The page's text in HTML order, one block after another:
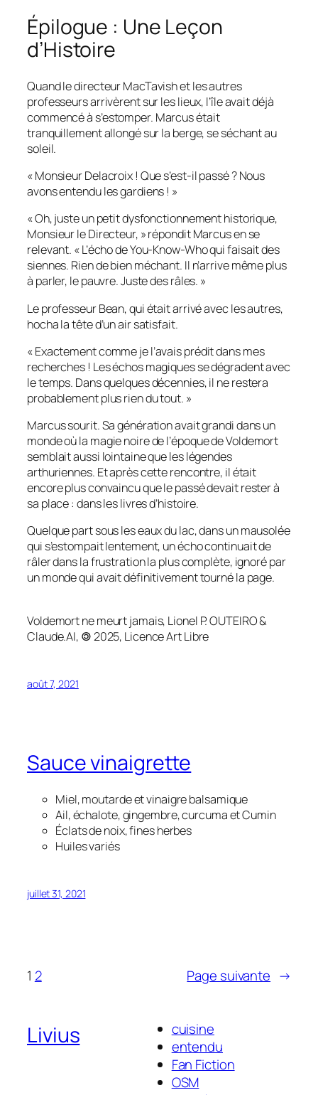
Épilogue : Une Leçon
d’Histoire
Quand le directeur MacTavish et les autres
professeurs arrivèrent sur les lieux, l’île avait déjà
commencé à s’estomper. Marcus était
tranquillement allongé sur la berge, se séchant au
soleil.
« Monsieur Delacroix ! Que s’est-il passé ? Nous
avons entendu les gardiens ! »
« Oh, juste un petit dysfonctionnement historique,
Monsieur le Directeur, » répondit Marcus en se
relevant. « L’écho de You-Know-Who qui faisait des
siennes. Rien de bien méchant. Il n’arrive même plus
à parler, le pauvre. Juste des râles. »
Le professeur Bean, qui était arrivé avec les autres,
hocha la tête d’un air satisfait.
« Exactement comme je l’avais prédit dans mes
recherches ! Les échos magiques se dégradent avec
le temps. Dans quelques décennies, il ne restera
probablement plus rien du tout. »
Marcus sourit. Sa génération avait grandi dans un
monde où la magie noire de l’époque de Voldemort
semblait aussi lointaine que les légendes
arthuriennes. Et après cette rencontre, il était
encore plus convaincu que le passé devait rester à
sa place : dans les livres d’histoire.
Quelque part sous les eaux du lac, dans un mausolée
qui s’estompait lentement, un écho continuait de
râler dans la frustration la plus complète, ignoré par
un monde qui avait définitivement tourné la page.
Voldemort ne meurt jamais, Lionel P. OUTEIRO &
Claude.AI, 🄯 2025, Licence Art Libre
août 7, 2021
Sauce vinaigrette
Miel, moutarde et vinaigre balsamique
Ail, échalote, gingembre, curcuma et Cumin
Éclats de noix, fines herbes
Huiles variés
juillet 31, 2021
1 2 Page suivante →
Livius
cuisine
entendu
Fan Fiction
OSM